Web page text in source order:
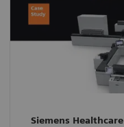
Siemens Healthcare